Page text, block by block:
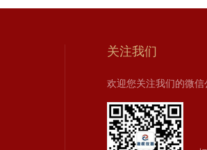
关注我们
欢迎您关注我们的微信